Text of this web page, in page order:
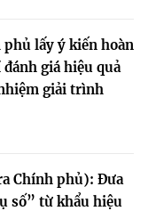
lấy ý kiến hoàn
giá hiệu quả
giải trình
Chính phủ): Đưa
số” từ khẩu hiệu